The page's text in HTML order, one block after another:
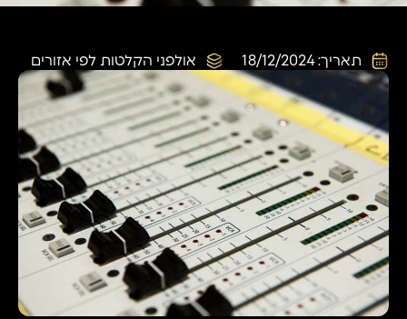
תאריך: 18/12/2024 אולפני הקלטות לפי אזורים